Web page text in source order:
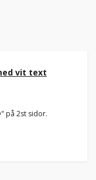
vit text
på 2st sidor.